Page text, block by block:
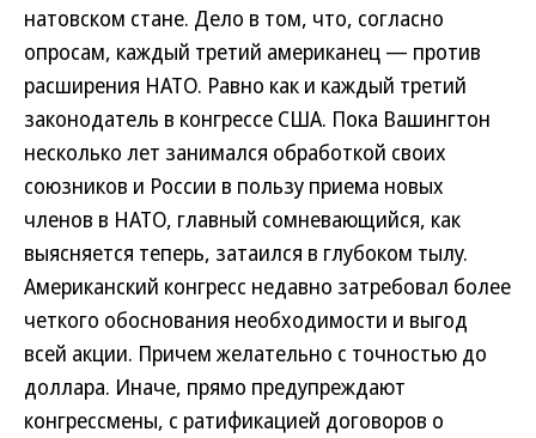
натовском стане. Дело в том, что, согласно
опросам, каждый третий американец — против
расширения НАТО. Равно как и каждый третий
законодатель в конгрессе США. Пока Вашингтон
несколько лет занимался обработкой своих
союзников и России в пользу приема новых
членов в НАТО, главный сомневающийся, как
выясняется теперь, затаился в глубоком тылу.
Американский конгресс недавно затребовал более
четкого обоснования необходимости и выгод
всей акции. Причем желательно с точностью до
доллара. Иначе, прямо предупреждают
конгрессмены, с ратификацией договоров о